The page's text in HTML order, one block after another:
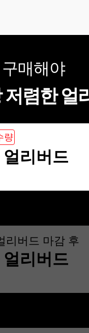
매해야
저렴한 얼
량
얼리버드
리버드 마감 후
얼리버드